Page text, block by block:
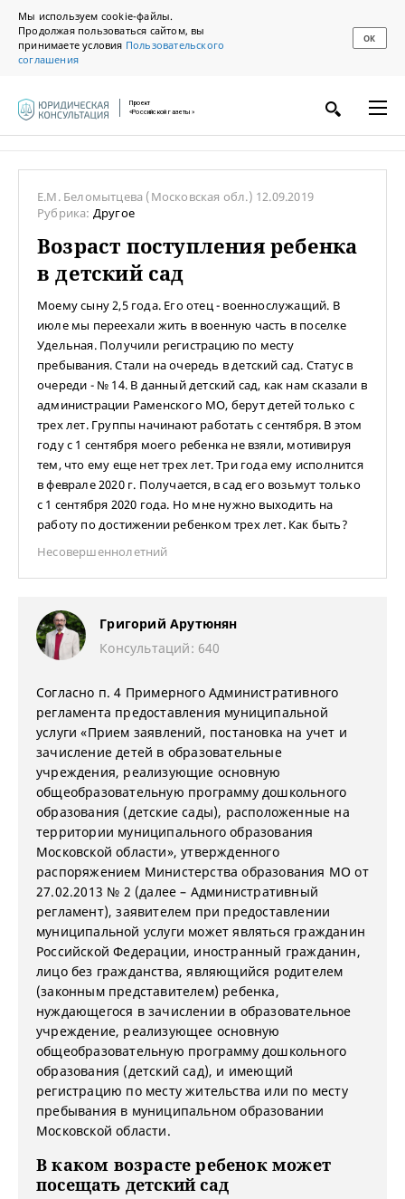
Мы используем cookie-файлы.
Продолжая пользоваться сайтом, вы
принимаете условия Пользовательского
соглашения
ОК
Проект
«Российской газеты»
Е.М. Беломытцева (Московская обл.) 12.09.2019
Рубрика: Другое
Возраст поступления ребенка
в детский сад
Моему сыну 2,5 года. Его отец - военнослужащий. В
июле мы переехали жить в военную часть в поселке
Удельная. Получили регистрацию по месту
пребывания. Стали на очередь в детский сад. Статус в
очереди - № 14. В данный детский сад, как нам сказали в
администрации Раменского МО, берут детей только с
трех лет. Группы начинают работать с сентября. В этом
году с 1 сентября моего ребенка не взяли, мотивируя
тем, что ему еще нет трех лет. Три года ему исполнится
в феврале 2020 г. Получается, в сад его возьмут только
с 1 сентября 2020 года. Но мне нужно выходить на
работу по достижении ребенком трех лет. Как быть?
Несовершеннолетний
Григорий Арутюнян
Консультаций: 640
Согласно п. 4 Примерного Административного
регламента предоставления муниципальной
услуги «Прием заявлений, постановка на учет и
зачисление детей в образовательные
учреждения, реализующие основную
общеобразовательную программу дошкольного
образования (детские сады), расположенные на
территории муниципального образования
Московской области», утвержденного
распоряжением Министерства образования МО от
27.02.2013 № 2 (далее – Административный
регламент), заявителем при предоставлении
муниципальной услуги может являться гражданин
Российской Федерации, иностранный гражданин,
лицо без гражданства, являющийся родителем
(законным представителем) ребенка,
нуждающегося в зачислении в образовательное
учреждение, реализующее основную
общеобразовательную программу дошкольного
образования (детский сад), и имеющий
регистрацию по месту жительства или по месту
пребывания в муниципальном образовании
Московской области.
В каком возрасте ребенок может
посещать детский сад